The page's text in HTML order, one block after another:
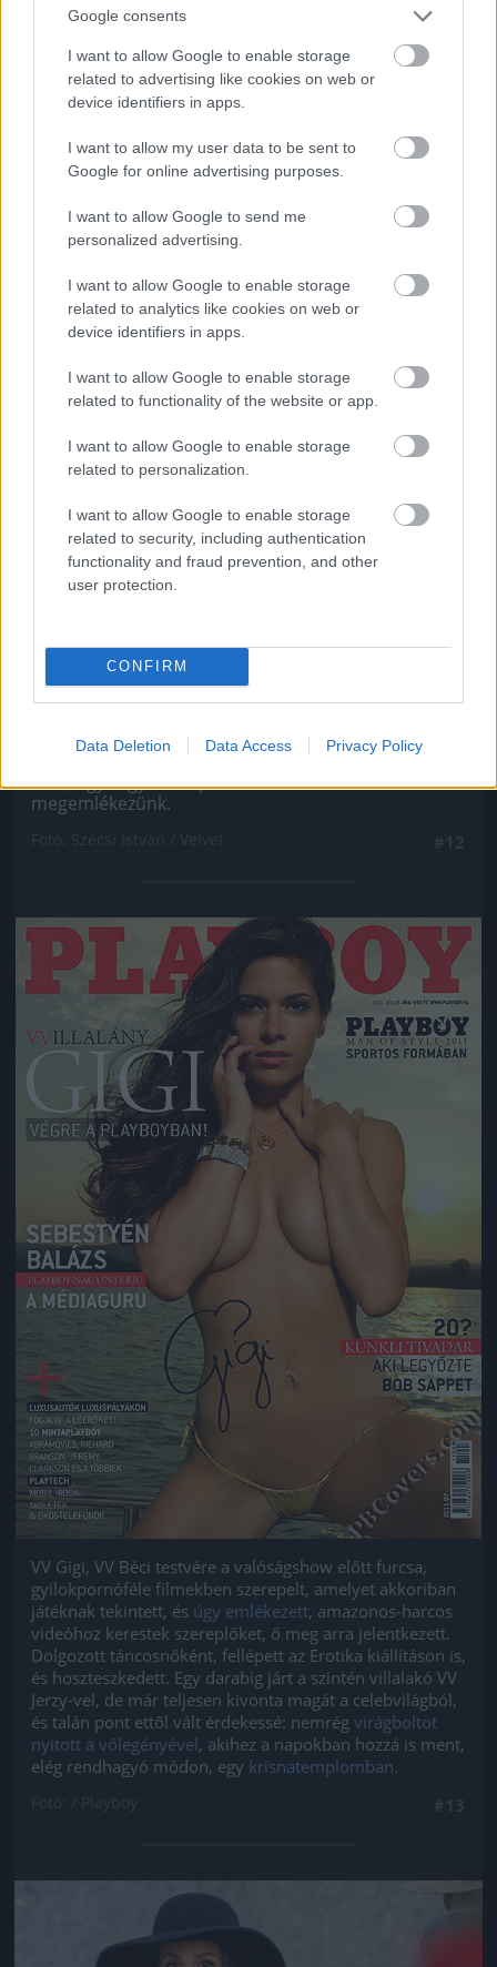
Google consents
I want to allow Google to enable storage
related to advertising like cookies on web or
device identifiers in apps.
I want to allow my user data to be sent to
Google for online advertising purposes.
I want to allow Google to send me
personalized advertising.
I want to allow Google to enable storage
related to analytics like cookies on web or
device identifiers in apps.
I want to allow Google to enable storage
related to functionality of the website or app.
I want to allow Google to enable storage
related to personalization.
I want to allow Google to enable storage
related to security, including authentication
functionality and fraud prevention, and other
user protection.
CONFIRM
Data Deletion Data Access Privacy Policy
De jelölték díjakra az Ex Machina c. film miatt is, és
Angelina Jolie után ő lett Lara Croft - nyilván
nemcsak azért, mert tehetséges, hanem azért is,
Fassbender felesége.
Fotó: Larry Busacca / Getty Images Hungary
Jön még kép!
Ahogy minden ex Való Világ-szereplőről, úgy VV
Gigiről se hallott még soha senki, még véletlenül
sem, úgyhogy most pár szóban róla is
megemlékezünk.
Jön még kép!
VV Gigi, VV Béci testvére a valóságshow előtt furcsa,
gyilokpornóféle filmekben szerepelt, amelyet akkoriban
játéknak tekintett, és úgy emlékezett, amazonos-harcos
videóhoz kerestek szereplőket, ő meg arra jelentkezett.
Dolgozott táncosnőként, fellépett az Erotika kiállításon is,
és hoszteszkedett. Egy darabig járt a szintén villalakó VV
Jerzy-vel, de már teljesen kivonta magát a celebvilágból,
és talán pont ettől vált érdekessé: nemrég virágboltot
nyitott a vőlegényével, akihez a napokban hozzá is ment,
elég rendhagyó módon, egy krisnatemplomban.
Jön még kép!